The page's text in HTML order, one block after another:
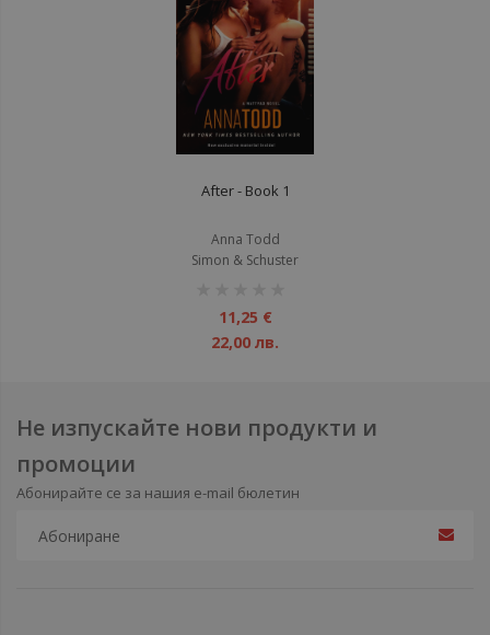
After - Book 1
Anna Todd
Simon & Schuster
11,25 €
22,00 лв.
Не изпускайте нови продукти и
промоции
Абонирайте се за нашия e-mail бюлетин